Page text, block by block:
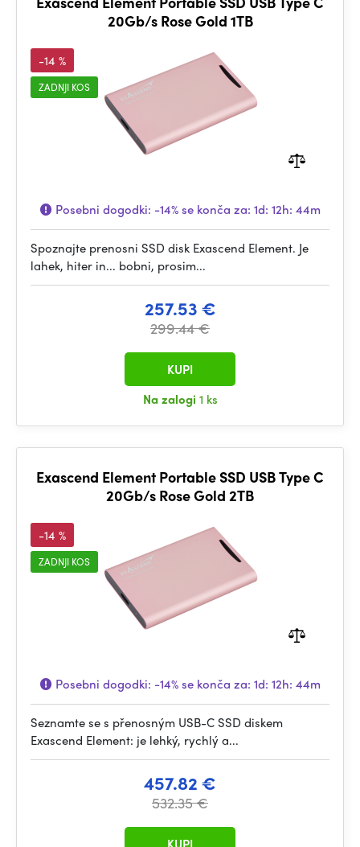
20Gb/s Rose Gold 1TB
-14 %
ZADNJI KOS
Posebni dogodki: -14%se konča za: 1d: 12h: 44m
Spoznajte prenosni SSD disk Exascend Element. Je
lahek, hiter in... bobni, prosim...
257.53 €
299.44 €
Na zalogi 1 ks
KUPI
Exascend Element Portable SSD USB Type C
20Gb/s Rose Gold 2TB
-14 %
ZADNJI KOS
Posebni dogodki: -14%se konča za: 1d: 12h: 44m
Seznamte se s přenosným USB-C SSD diskem
Exascend Element: je lehký, rychlý a...
457.82 €
532.35 €